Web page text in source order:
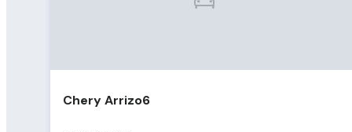
Chery Arrizo6